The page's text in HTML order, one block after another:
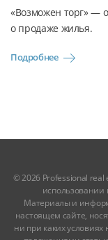
«Возможен торг» —
о продаже жилья.
Подробнее
© 2026 Professional real
использовании
Материалы и
настоящем сайте,
ни при каких